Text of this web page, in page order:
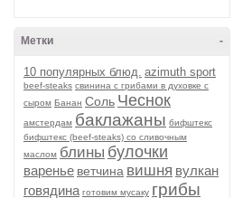
-
Метки
10 популярных блюд. azimuth sport
beef-stеаks cвинина с грибами в духовке с
сыром Банан Соль Чеснок
амстердам баклажаны бифштекс
бифштекс (beef-stеаks) со сливочным
маслом блины булочки
варенье ветчина вишня вулкан
говядина готовим мусаку грибы